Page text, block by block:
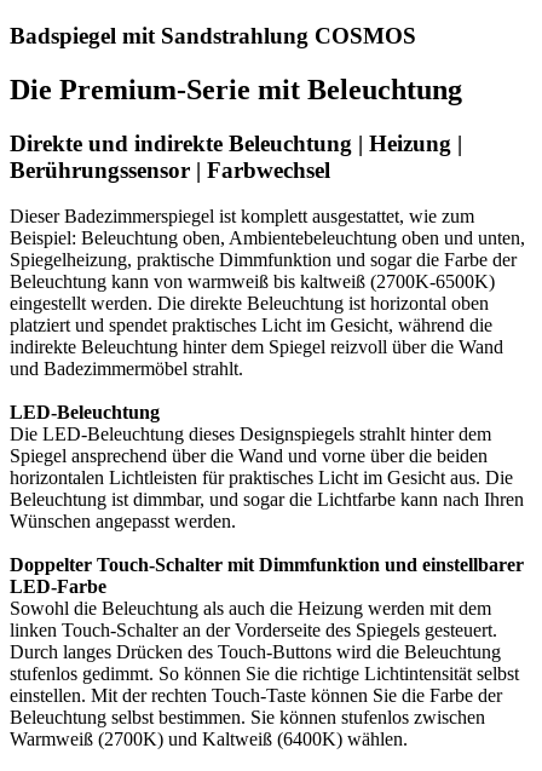
Badspiegel mit Sandstrahlung COSMOS
Die Premium-Serie mit Beleuchtung
Direkte und indirekte Beleuchtung | Heizung |
Berührungssensor | Farbwechsel
Dieser Badezimmerspiegel ist komplett ausgestattet, wie zum
Beispiel: Beleuchtung oben, Ambientebeleuchtung oben und unten,
Spiegelheizung, praktische Dimmfunktion und sogar die Farbe der
Beleuchtung kann von warmweiß bis kaltweiß (2700K-6500K)
eingestellt werden. Die direkte Beleuchtung ist horizontal oben
platziert und spendet praktisches Licht im Gesicht, während die
indirekte Beleuchtung hinter dem Spiegel reizvoll über die Wand
und Badezimmermöbel strahlt.
LED-Beleuchtung
Die LED-Beleuchtung dieses Designspiegels strahlt hinter dem
Spiegel ansprechend über die Wand und vorne über die beiden
horizontalen Lichtleisten für praktisches Licht im Gesicht aus. Die
Beleuchtung ist dimmbar, und sogar die Lichtfarbe kann nach Ihren
Wünschen angepasst werden.
Doppelter Touch-Schalter mit Dimmfunktion und einstellbarer
LED-Farbe
Sowohl die Beleuchtung als auch die Heizung werden mit dem
linken Touch-Schalter an der Vorderseite des Spiegels gesteuert.
Durch langes Drücken des Touch-Buttons wird die Beleuchtung
stufenlos gedimmt. So können Sie die richtige Lichtintensität selbst
einstellen. Mit der rechten Touch-Taste können Sie die Farbe der
Beleuchtung selbst bestimmen. Sie können stufenlos zwischen
Warmweiß (2700K) und Kaltweiß (6400K) wählen.